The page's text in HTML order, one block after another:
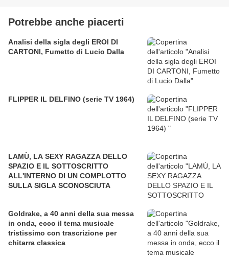
Potrebbe anche piacerti
Analisi della sigla degli EROI DI
CARTONI, Fumetto di Lucio Dalla
FLIPPER IL DELFINO (serie TV 1964)
LAMÙ, LA SEXY RAGAZZA DELLO
SPAZIO E IL SOTTOSCRITTO
ALL'INTERNO DI UN COMPLOTTO
SULLA SIGLA SCONOSCIUTA
Goldrake, a 40 anni della sua messa
in onda, ecco il tema musicale
tristissimo con trascrizione per
chitarra classica